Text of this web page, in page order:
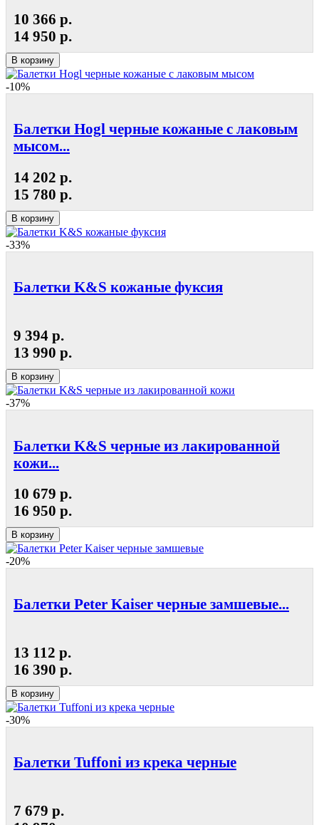
10 366 р.
14 950 р.
В корзину
-10%
Балетки Hogl черные кожаные с лаковым
мысом...
14 202 р.
15 780 р.
В корзину
-33%
Балетки K&S кожаные фуксия
9 394 р.
13 990 р.
В корзину
-37%
Балетки K&S черные из лакированной
кожи...
10 679 р.
16 950 р.
В корзину
-20%
Балетки Peter Kaiser черные замшевые...
13 112 р.
16 390 р.
В корзину
-30%
Балетки Tuffoni из крека черные
7 679 р.